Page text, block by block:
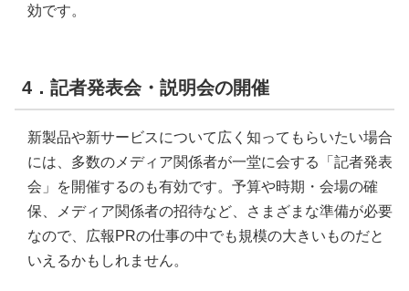
効です。
4．記者発表会・説明会の開催
新製品や新サービスについて広く知ってもらいたい場合
には、多数のメディア関係者が一堂に会する「記者発表
会」を開催するのも有効です。予算や時期・会場の確
保、メディア関係者の招待など、さまざまな準備が必要
なので、広報PRの仕事の中でも規模の大きいものだと
いえるかもしれません。